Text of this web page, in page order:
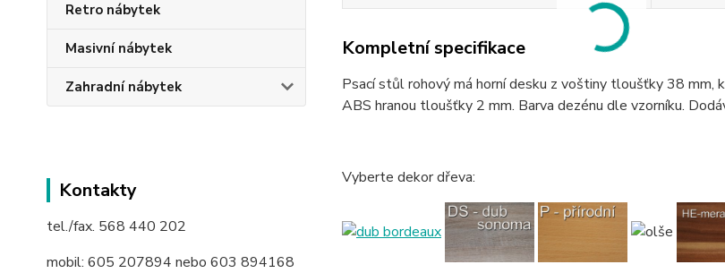
Retro nábytek
Masivní nábytek
Zahradní nábytek
Kontakty
tel./fax. 568 440 202
mobil: 605 207894 nebo 603 894168
Kompletní specifikace
Psací stůl rohový má horní desku z voštiny tloušťky 38 mm,
ABS hranou tloušťky 2 mm. Barva dezénu dle vzorníku.
Vyberte dekor dřeva: